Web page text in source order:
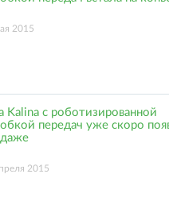
2015
Kalina с роботизированной
передач уже скоро
2015